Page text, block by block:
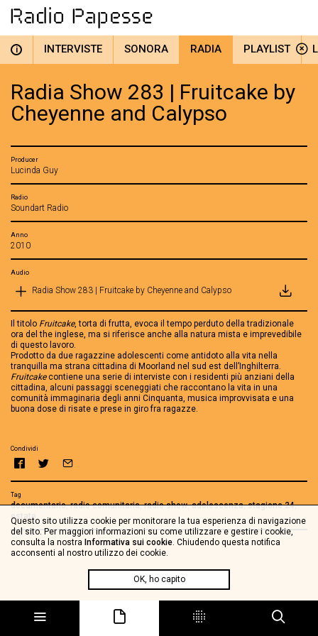
i INTERVISTE SONORA RADIA PLAYLIST
Radia Show 283 | Fruitcake by
Cheyenne and Calypso
Producer
Lucinda Guy
Radio
Soundart Radio
Anno
2010
Audio
Radia Show 283 | Fruitcake by Cheyenne and Calypso
Il titolo Fruitcake, torta di frutta, evoca il tempo perduto della tradizionale
ora del the inglese, ma si riferisce anche alla natura mista e imprevedibile
di questo lavoro.
Prodotto da due ragazzine adolescenti come antidoto alla vita nella
tranquilla ma strana cittadina di Moorland nel sud est dell’Inghilterra.
Fruitcakecontiene una serie di interviste con i residenti più anziani della
cittadina, alcuni passaggi sceneggiati che raccontano la vita in una
comunità immaginaria degli anni Cinquanta, musica improvvisata e una
buona dose di risate e prese in giro fra ragazze.
Condividi
Tag
documentario,radio comunitaria,radio show,adolescenza,stagione 24,
estate
Questo sito utilizza cookie per monitorare la tua esperienza di navigazione
del sito. Per maggiori informazioni su come utilizzare e gestire i cookie,
consulta la nostra Informativa sui cookie. Chiudendo questa notifica
acconsenti al nostro utilizzo dei cookie.
OK, ho capito